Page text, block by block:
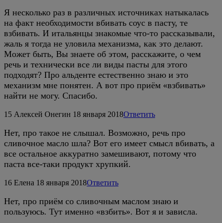
Я несколько раз в различных источниках натыкалась
на факт необходимости вбивать соус в пасту, те
взбивать. И итальянцы знакомые что-то рассказывали,
жаль я тогда не уловила механизма, как это делают.
Может быть, Вы знаете об этом, расскажите, о чем
речь и технически все ли виды пасты для этого
подходят? Про альденте естественно знаю и это
механизм мне понятен. А вот про приём «взбивать»
найти не могу. Спасибо.
15 Алексей Онегин 18 января 2018Ответить
Нет, про такое не слышал. Возможно, речь про
сливочное масло шла? Вот его имеет смысл вбивать, а
все остальное аккуратно замешивают, потому что
паста все-таки продукт хрупкий.
16 Елена 18 января 2018Ответить
Нет, про приём со сливочным маслом знаю и
пользуюсь. Тут именно «взбить». Вот я и зависла.